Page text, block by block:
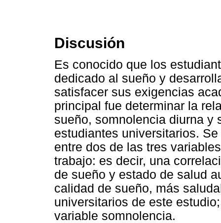
Discusión
Es conocido que los
dedicado al sueño y
satisfacer sus exigencias
principal fue determinar la
sueño, somnolencia diurna y
estudiantes universitarios.
entre dos de las tres
trabajo: es decir, una
de sueño y estado de salud
calidad de sueño, más
universitarios de este
variable somnolencia.